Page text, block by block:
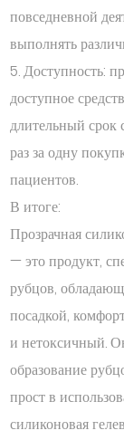
повседневной
выполнять
5. Доступность:
доступное
длительный срок
раз за одну
пациентов.
В итоге:
Прозрачная
— это продукт,
рубцов,
посадкой,
и нетоксичный.
образование
прост в
силиконовая